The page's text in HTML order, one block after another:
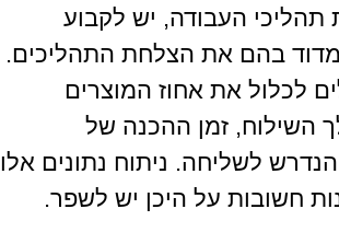
העבודה, יש לקבוע
בהם את הצלחת התהליכים.
לכלול את אחוז המוצרים
השילוח, זמן ההכנה של
לשליחה. ניתוח נתונים אלו
חשובות על היכן יש לשפר.